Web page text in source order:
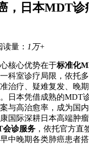
，日本MDT诊
读量： 1万+
核心优势在于标准化
科室诊疗局限，依托
治疗、疑难复发、晚
日本凭借成熟的MDT
与高治愈率，成为国
国际深耕日本高端肿
会诊服务 ，依托官方直
中晚期各类肺癌患者